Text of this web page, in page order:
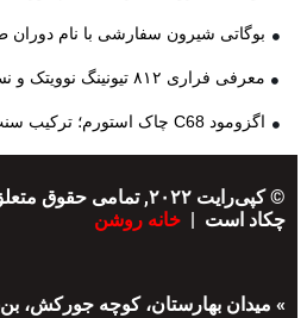
بوگاتی شیرون سفارشی با نام دوران
معرفی فراری ۸۱۲ تیونینگ نوویتک و نسخه ویژه برای حراج خیریه
اگزومود C68 چاک استورم؛ ترکیب سنت و مدرنیته
© کپی‌رایت ۲۰۲۲, تمامی
چکاد است |
خانه روشن
» میدان بهارستان، کوچه جورکش،